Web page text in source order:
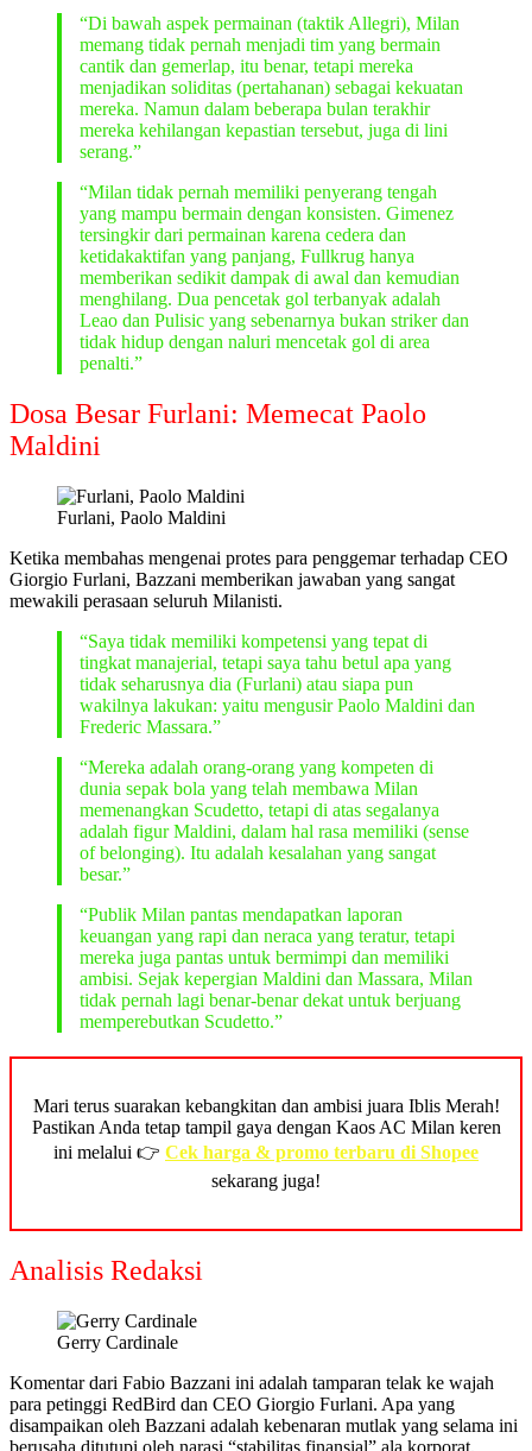
“Di bawah aspek permainan (taktik Allegri), Milan
memang tidak pernah menjadi tim yang bermain
cantik dan gemerlap, itu benar, tetapi mereka
menjadikan soliditas (pertahanan) sebagai kekuatan
mereka. Namun dalam beberapa bulan terakhir
mereka kehilangan kepastian tersebut, juga di lini
serang.”
“Milan tidak pernah memiliki penyerang tengah
yang mampu bermain dengan konsisten. Gimenez
tersingkir dari permainan karena cedera dan
ketidakaktifan yang panjang, Fullkrug hanya
memberikan sedikit dampak di awal dan kemudian
menghilang. Dua pencetak gol terbanyak adalah
Leao dan Pulisic yang sebenarnya bukan striker dan
tidak hidup dengan naluri mencetak gol di area
penalti.”
Dosa Besar Furlani: Memecat Paolo
Maldini
Furlani, Paolo Maldini
Ketika membahas mengenai protes para penggemar terhadap CEO
Giorgio Furlani, Bazzani memberikan jawaban yang sangat
mewakili perasaan seluruh Milanisti.
“Saya tidak memiliki kompetensi yang tepat di
tingkat manajerial, tetapi saya tahu betul apa yang
tidak seharusnya dia (Furlani) atau siapa pun
wakilnya lakukan: yaitu mengusir Paolo Maldini dan
Frederic Massara.”
“Mereka adalah orang-orang yang kompeten di
dunia sepak bola yang telah membawa Milan
memenangkan Scudetto, tetapi di atas segalanya
adalah figur Maldini, dalam hal rasa memiliki (sense
of belonging). Itu adalah kesalahan yang sangat
besar.”
“Publik Milan pantas mendapatkan laporan
keuangan yang rapi dan neraca yang teratur, tetapi
mereka juga pantas untuk bermimpi dan memiliki
ambisi. Sejak kepergian Maldini dan Massara, Milan
tidak pernah lagi benar-benar dekat untuk berjuang
memperebutkan Scudetto.”
Mari terus suarakan kebangkitan dan ambisi juara Iblis Merah!
Pastikan Anda tetap tampil gaya dengan Kaos AC Milan keren
ini melalui 👉 Cek harga & promo terbaru di Shopee
sekarang juga!
Analisis Redaksi
Gerry Cardinale
Komentar dari Fabio Bazzani ini adalah tamparan telak ke wajah
para petinggi RedBird dan CEO Giorgio Furlani. Apa yang
disampaikan oleh Bazzani adalah kebenaran mutlak yang selama ini
berusaha ditutupi oleh narasi “stabilitas finansial” ala korporat.